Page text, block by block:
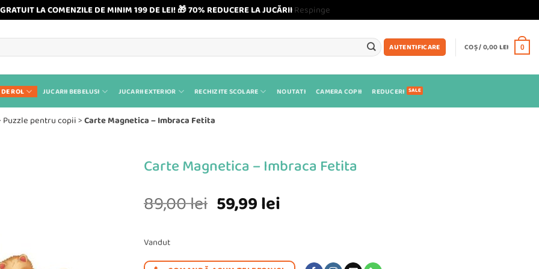
LA COMENZILE DE MINIM 199 DE LEI! 🎁 70% REDUCERE LA JUCĂRIIRespinge
AUTENTIFICARE COȘ /0,00LEI 0
ROL JUCARII BEBELUSI JUCARII EXTERIOR RECHIZITE SCOLARE NOUTATI CAMERA COPII REDUCERI
Puzzle pentru copii>Carte Magnetica – Imbraca Fetita
Carte Magnetica – Imbraca Fetita
89,00lei Prețul
inițial
fost:
59,99leiPrețul
59,99 lei.
Vandut